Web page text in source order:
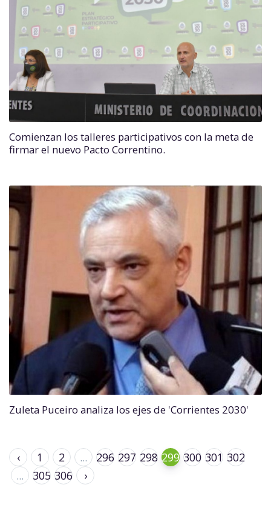
Comienzan los talleres participativos con la meta de
firmar el nuevo Pacto Correntino.
Zuleta Puceiro analiza los ejes de 'Corrientes 2030'
‹ 1 2 ... 296 297 298 299 300 301 302
...
305 306 ›